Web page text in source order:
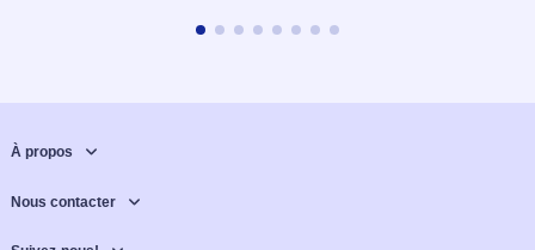
À propos
Nous contacter